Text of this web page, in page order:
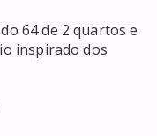
64 de 2 quartos e
inspirado dos